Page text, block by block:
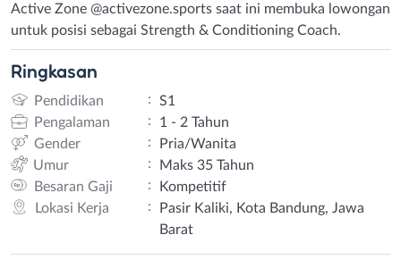
Active Zone @activezone.sports saat ini membuka lowongan
untuk posisi sebagai Strength & Conditioning Coach.
Ringkasan
Pendidikan :
S1
Pengalaman
:
1 - 2 Tahun
Gender
:
Pria/Wanita
Umur
:
Maks 35 Tahun
Besaran Gaji
:
Kompetitif
Lokasi Kerja
:
Pasir Kaliki, Kota Bandung, Jawa
Barat